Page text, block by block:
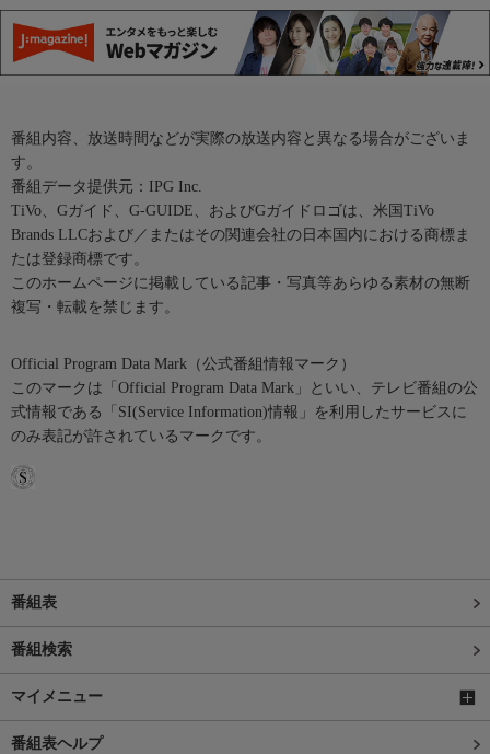
番組内容、放送時間などが実際の放送内容と異なる場合がございま
す。
番組データ提供元：IPG Inc.
TiVo、Gガイド、G-GUIDE、およびGガイドロゴは、米国TiVo
Brands LLCおよび／またはその関連会社の日本国内における商標ま
たは登録商標です。
このホームページに掲載している記事・写真等あらゆる素材の無断
複写・転載を禁じます。
Official Program Data Mark（公式番組情報マーク）
このマークは「Official Program Data Mark」といい、テレビ番組の公
式情報である「SI(Service Information)情報」を利用したサービスに
のみ表記が許されているマークです。
番組表
番組検索
マイメニュー
番組表ヘルプ